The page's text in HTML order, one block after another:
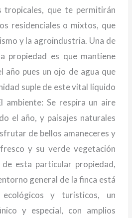
que te permitirán
residenciales o mixtos, que
y la agroindustria. Una de
propiedad es que mantiene
año pues un ojo de agua que
suple de este vital líquido
ambiente: Se respira un aire
el año, y paisajes naturales
de bellos amaneceres y
y su verde vegetación
esta particular propiedad,
general de la finca está
y turísticos, un
y especial, con amplios